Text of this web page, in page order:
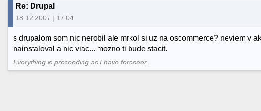
Re: Drupal
18.12.2007 | 17:04
s drupalom som nic nerobil ale mrkol si uz na oscommerce? neviem v
nainstaloval a nic viac... mozno ti bude stacit.
Everything is proceeding as I have foreseen.